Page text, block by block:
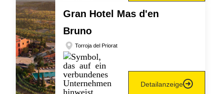
Gran Hotel Mas d'en
Bruno
Torroja del Priorat
Detailanzeige